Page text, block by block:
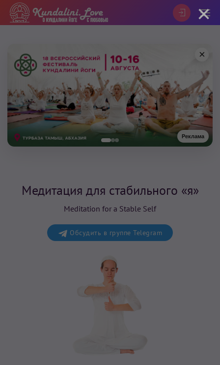
Реклама
×
Медитация для стабильного «я»
Meditation for а Stable Self
Обсудить в группе Telegram
×